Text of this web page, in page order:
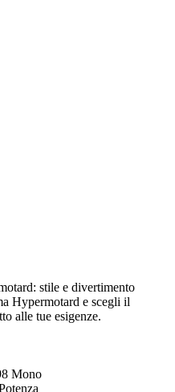
stile e divertimento
Hypermotard e scegli il
alle tue esigenze.
Mono